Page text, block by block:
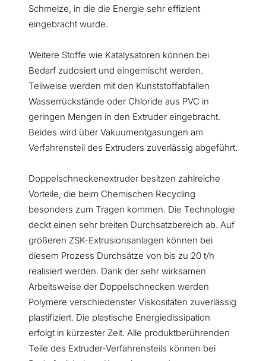
Schmelze, in die die Energie sehr effizient
eingebracht wurde.
Weitere Stoffe wie Katalysatoren können bei
Bedarf zudosiert und eingemischt werden.
Teilweise werden mit den Kunststoffabfällen
Wasserrückstände oder Chloride aus PVC in
geringen Mengen in den Extruder eingebracht.
Beides wird über Vakuumentgasungen am
Verfahrensteil des Extruders zuverlässig abgeführt.
Doppelschneckenextruder besitzen zahlreiche
Vorteile, die beim Chemischen Recycling
besonders zum Tragen kommen. Die Technologie
deckt einen sehr breiten Durchsatzbereich ab. Auf
größeren ZSK-Extrusionsanlagen können bei
diesem Prozess Durchsätze von bis zu 20 t/h
realisiert werden. Dank der sehr wirksamen
Arbeitsweise der Doppelschnecken werden
Polymere verschiedenster Viskositäten zuverlässig
plastifiziert. Die plastische Energiedissipation
erfolgt in kürzester Zeit. Alle produktberührenden
Teile des Extruder-Verfahrensteils können bei